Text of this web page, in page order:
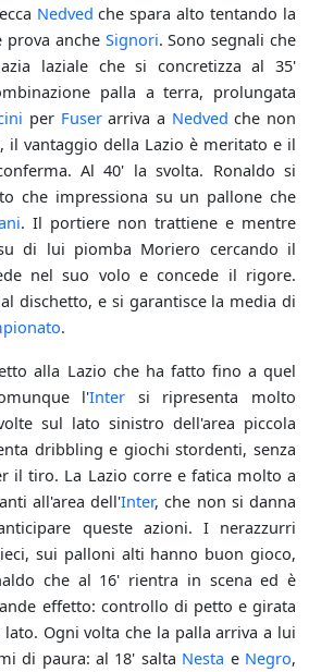
Nedved che spara alto tentando la
prova anche Signori. Sono segnali che
laziale che si concretizza al 35'
palla a terra, prolungata
per Fuserarriva a Nedved che non
il vantaggio della Lazio è meritato e il
Al 40' la svolta. Ronaldo si
che impressiona su un pallone che
. Il portiere non trattiene e mentre
di lui piomba Moriero cercando il
nel suo volo e concede il rigore.
dischetto, e si garantisce la media di
.
alla Lazio che ha fatto fino a quel
l'Inter si ripresenta molto
sul lato sinistro dell'area piccola
dribbling e giochi stordenti, senza
il tiro. La Lazio corre e fatica molto a
all'area dell'Inter, che non si danna
queste azioni. I nerazzurri
sui palloni alti hanno buon gioco,
che al 16' rientra in scena ed è
effetto: controllo di petto e girata
Ogni volta che la palla arriva a lui
di paura: al 18' salta Nesta e Negro,